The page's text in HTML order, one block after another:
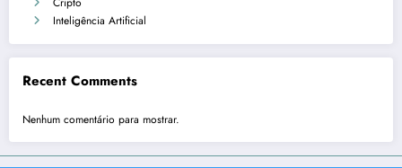
Inteligência Artificial
Recent Comments
Nenhum comentário para mostrar.